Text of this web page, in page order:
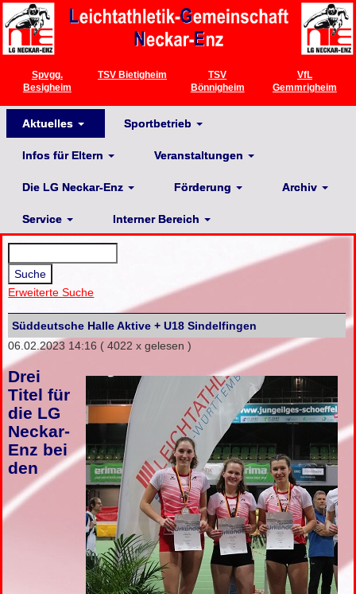
Spvgg.
Besigheim
TSV Bietigheim
TSV
Bönnigheim
VfL
Gemmrigheim
Aktuelles Sportbetrieb
Infos für Eltern Veranstaltungen
Die LG Neckar-Enz Förderung Archiv
Service Interner Bereich
Erweiterte Suche
Süddeutsche Halle Aktive + U18 Sindelfingen
06.02.2023 14:16 ( 4022 x gelesen )
Drei
Titel für
die LG
Neckar-
Enz bei
den